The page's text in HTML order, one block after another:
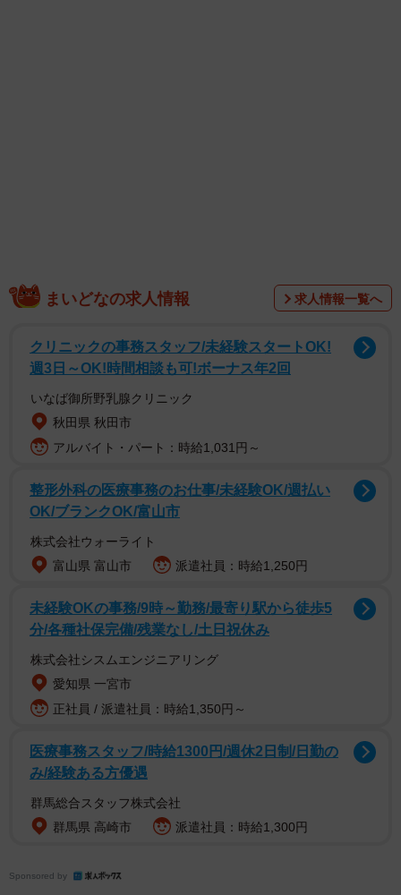
ひとくちに「川」といっても、法的にさまざまな基準で細
理区分でいう「二級河川」の中で、日本一短い川とされて
いるのだ。
2/5
「ぶつぶつ川」が日本一短い川として知られるようになっ
っかけとされているが、地元ではすでに清流としておなじ
まいどなの求人情報 求人情報一覧へ
クリニックの事務スタッフ/未経験スタートOK!
週3日～OK!時間相談も可!ボーナス年2回
いなば御所野乳腺クリニック
秋田県 秋田市
アルバイト・パート：時給1,031円～
整形外科の医療事務のお仕事/未経験OK/週払い
OK/ブランクOK/富山市
株式会社ウォーライト
富山県 富山市
派遣社員：時給1,250円
未経験OKの事務/9時～勤務/最寄り駅から徒歩5
分/各種社保完備/残業なし/土日祝休み
株式会社シスムエンジニアリング
愛知県 一宮市
正社員 / 派遣社員：時給1,350円～
医療事務スタッフ/時給1300円/週休2日制/日勤の
み/経験ある方優遇
群馬総合スタッフ株式会社
群馬県 高崎市
派遣社員：時給1,300円
Sponsored by